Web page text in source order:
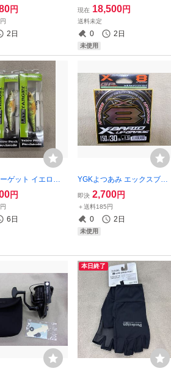
ト 送料185円 DE
ング アシストフッ
円
2日
ス B66ML-5 未使用 パッ
クロッド ５ピース
現在 18,500円
送料未定
0 2日
未使用
ゲット イエロー
チュラルマット フ
トマット 2個セッ
ーランナー
円
6日
YGKよつあみ エックスブレ
イド アップグレードX8 1.5号
150ｍ 30LB Xブレイド 8本編
みPE 送料185円
即決 2,700円
＋送料185円
0 2日
未使用
本日終了